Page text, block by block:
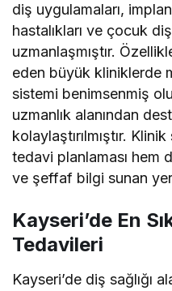
diş uygulamaları,
hastalıkları ve çocuk
uzmanlaşmıştır.
eden büyük kliniklerde
sistemi benimsenmiş
uzmanlık alanından
kolaylaştırılmıştır.
tedavi planlaması hem
ve şeffaf bilgi sunan
Kayseri’de En
Tedavileri
Kayseri’de diş sağlığı